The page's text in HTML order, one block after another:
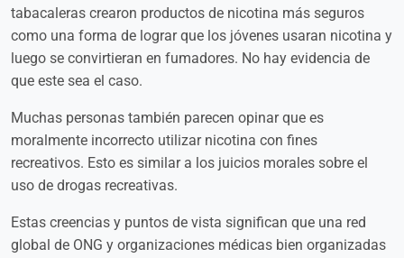
tabacaleras crearon productos de nicotina más seguros
como una forma de lograr que los jóvenes usaran nicotina y
luego se convirtieran en fumadores. No hay evidencia de
que este sea el caso.
Muchas personas también parecen opinar que es
moralmente incorrecto utilizar nicotina con fines
recreativos. Esto es similar a los juicios morales sobre el
uso de drogas recreativas.
Estas creencias y puntos de vista significan que una red
global de ONG y organizaciones médicas bien organizadas